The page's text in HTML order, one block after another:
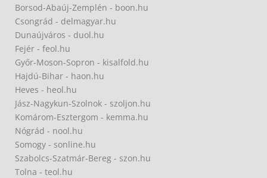
Borsod-Abaúj-Zemplén - boon.hu
Csongrád - delmagyar.hu
Dunaújváros - duol.hu
Fejér - feol.hu
Győr-Moson-Sopron - kisalfold.hu
Hajdú-Bihar - haon.hu
Heves - heol.hu
Jász-Nagykun-Szolnok - szoljon.hu
Komárom-Esztergom - kemma.hu
Nógrád - nool.hu
Somogy - sonline.hu
Szabolcs-Szatmár-Bereg - szon.hu
Tolna - teol.hu